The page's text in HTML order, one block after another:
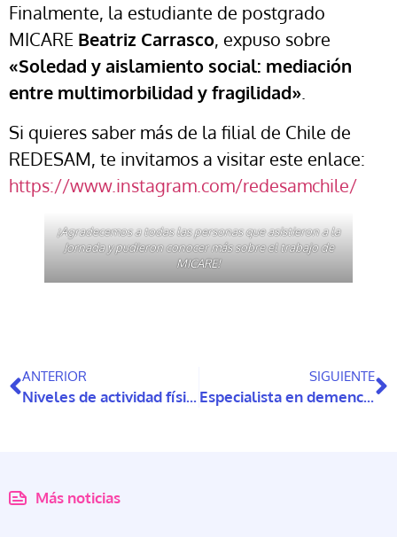
Finalmente, la estudiante de postgrado
MICARE Beatriz Carrasco, expuso sobre
«Soledad y aislamiento social: mediación
entre multimorbilidad y fragilidad».
Si quieres saber más de la filial de Chile de
REDESAM, te invitamos a visitar este enlace:
https://www.instagram.com/redesamchile/
¡Agradecemos a todas las personas que asistieron a la
Jornada y pudieron conocer más sobre el trabajo de
MICARE!
ANTERIOR
Niveles de actividad física vigorosa de personas mayores en 6 países
SIGUIENTE
Especialista en demencia, Dra Juanita Hoe, visita Chile para presentar sus investigaciones
Más noticias